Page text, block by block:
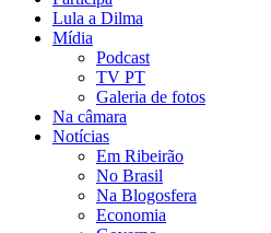
Lula a Dilma
Mídia
Podcast
TV PT
Galeria de fotos
Na câmara
Notícias
Em Ribeirão
No Brasil
Na Blogosfera
Economia